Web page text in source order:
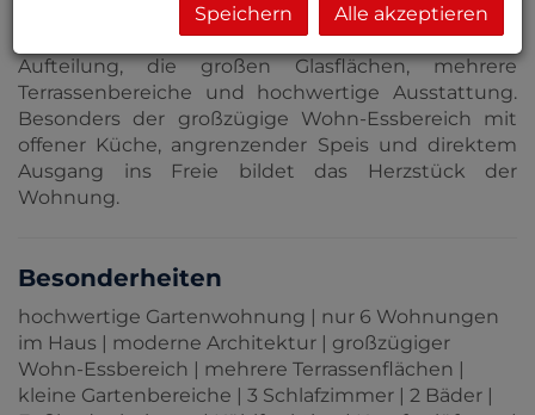
Die Wohnung selbst überzeugt durch ihre klare
Aufteilung, die großen Glasflächen, mehrere
Terrassenbereiche und hochwertige Ausstattung.
Besonders der großzügige Wohn-Essbereich mit
offener Küche, angrenzender Speis und direktem
Ausgang ins Freie bildet das Herzstück der
Wohnung.
Besonderheiten
hochwertige Gartenwohnung | nur 6 Wohnungen
im Haus | moderne Architektur | großzügiger
Wohn-Essbereich | mehrere Terrassenflächen |
kleine Gartenbereiche | 3 Schlafzimmer | 2 Bäder |
Speichern Alle akzeptieren